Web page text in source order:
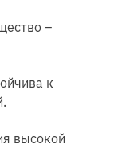
–
к
высокой